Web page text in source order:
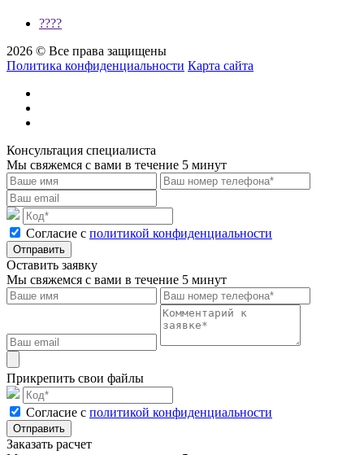
????
2026 © Все права защищены
Политика конфиденциальности Карта сайта
Консультация специалиста
Мы свяжемся с вами в течение 5 минут
Cогласие с политикой конфиденциальности
Отправить
Оставить заявку
Мы свяжемся с вами в течение 5 минут
Прикрепить свои файлы
Cогласие с политикой конфиденциальности
Отправить
Заказать расчет